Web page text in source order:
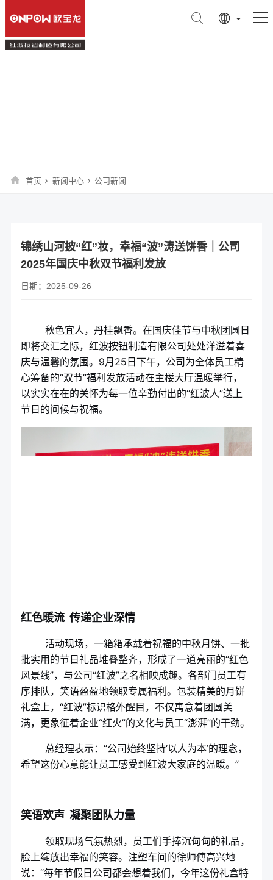
新闻中心
首页 新闻中心 公司新闻
锦绣山河披“红”妆，幸福“波”涛送饼香｜公司
2025年国庆中秋双节福利发放
日期：2025-09-26
秋色宜人，丹桂飘香。在国庆佳节与中秋团圆日
即将交汇之际，红波按钮制造有限公司处处洋溢着喜
庆与温馨的氛围。9月25日下午，公司为全体员工精
心筹备的“双节”福利发放活动在主楼大厅温暖举行，
以实实在在的关怀为每一位辛勤付出的“红波人”送上
节日的问候与祝福。
红色暖流 传递企业深情
活动现场，一箱箱承载着祝福的中秋月饼、一批
批实用的节日礼品堆叠整齐，形成了一道亮丽的“红色
风景线”，与公司“红波”之名相映成趣。各部门员工有
序排队，笑语盈盈地领取专属福利。包装精美的月饼
礼盒上，“红波”标识格外醒目，不仅寓意着团圆美
满，更象征着企业“红火”的文化与员工“澎湃”的干劲。
总经理表示：“公司始终坚持‘以人为本’的理念，
希望这份心意能让员工感受到红波大家庭的温暖。”
笑语欢声 凝聚团队力量
领取现场气氛热烈，员工们手捧沉甸甸的礼品，
脸上绽放出幸福的笑容。注塑车间的徐师傅高兴地
说：“每年节假日公司都会想着我们，今年这份礼盒特